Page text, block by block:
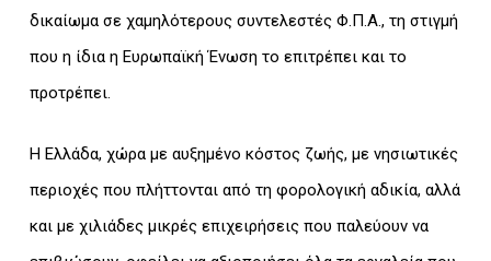
δικαίωμα σε χαμηλότερους συντελεστές Φ.Π.Α., τη στιγμή
που η ίδια η Ευρωπαϊκή Ένωση το επιτρέπει και το
προτρέπει.
Η Ελλάδα, χώρα με αυξημένο κόστος ζωής, με νησιωτικές
περιοχές που πλήττονται από τη φορολογική αδικία, αλλά
και με χιλιάδες μικρές επιχειρήσεις που παλεύουν να